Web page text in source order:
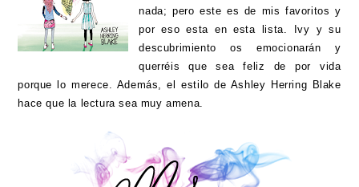
nada; pero este es de mis favoritos y
por eso esta en esta lista. Ivy y su
descubrimiento os emocionarán y
querréis que sea feliz de por vida
porque lo merece. Además, el estilo de Ashley Herring Blake
hace que la lectura sea muy amena.